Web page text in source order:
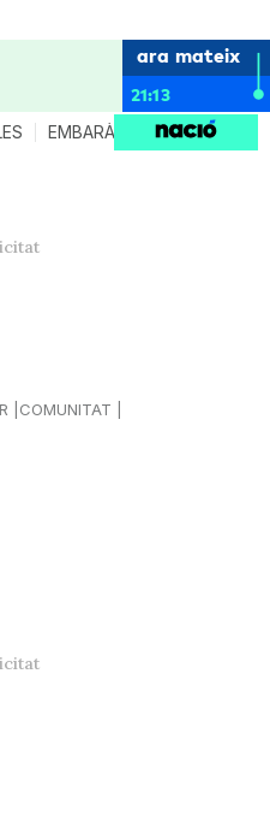
ara mateix
21:13
EMBARÀS CRIANÇA
COMUNITAT